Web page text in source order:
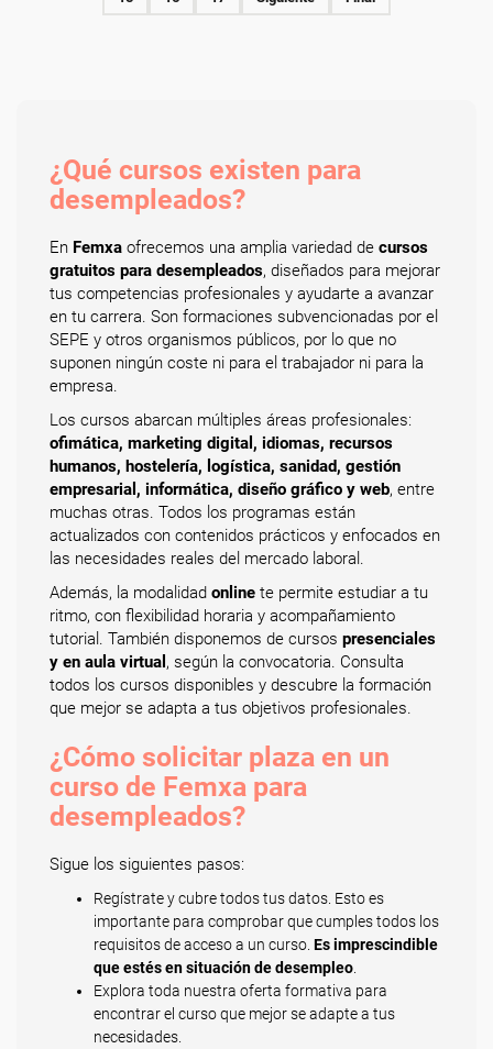
¿Qué cursos existen para
desempleados?
En Femxa ofrecemos una amplia variedad de cursos
gratuitos para desempleados, diseñados para mejorar
tus competencias profesionales y ayudarte a avanzar
en tu carrera. Son formaciones subvencionadas por el
SEPE y otros organismos públicos, por lo que no
suponen ningún coste ni para el trabajador ni para la
empresa.
Los cursos abarcan múltiples áreas profesionales:
ofimática, marketing digital, idiomas, recursos
humanos, hostelería, logística, sanidad, gestión
empresarial, informática, diseño gráfico y web, entre
muchas otras. Todos los programas están
actualizados con contenidos prácticos y enfocados en
las necesidades reales del mercado laboral.
Además, la modalidad online te permite estudiar a tu
ritmo, con flexibilidad horaria y acompañamiento
tutorial. También disponemos de cursos presenciales
y en aula virtual , según la convocatoria. Consulta
todos los cursos disponibles y descubre la formación
que mejor se adapta a tus objetivos profesionales.
¿Cómo solicitar plaza en un
curso de Femxa para
desempleados?
Sigue los siguientes pasos:
Regístrate y cubre todos tus datos. Esto es
importante para comprobar que cumples todos los
requisitos de acceso a un curso. Es imprescindible
que estés en situación de desempleo
Explora toda nuestra oferta formativa para
encontrar el curso que mejor se adapte a tus
necesidades.